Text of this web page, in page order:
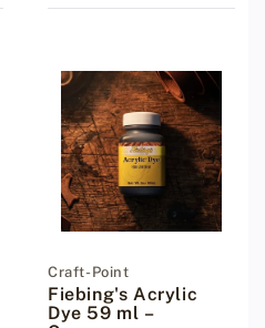
Dostawca:
Craft-Point
Fiebing's Acrylic
Dye 59 ml –